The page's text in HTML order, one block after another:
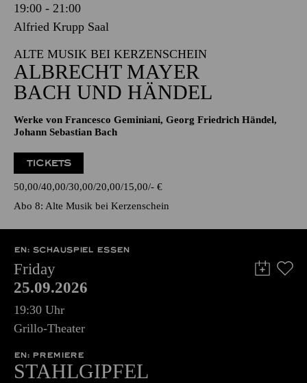
19:00 - 21:00
Alfried Krupp Saal
ALTE MUSIK BEI KERZENSCHEIN
ALBRECHT MAYER
BACH UND HÄNDEL
Werke von Francesco Geminiani, Georg Friedrich Händel,
Johann Sebastian Bach
TICKETS
50,00 40,00 30,00 20,00 15,00 - €
Abo 8: Alte Musik bei Kerzenschein
EN: SCHAUSPIEL ESSEN
Friday
25.09.2026
19:30 Uhr
Grillo-Theater
EN: PREMIERE
STAHLGIPFEL